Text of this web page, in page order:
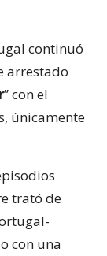
continuó
arrestado
” con el
únicamente
trató de
con una